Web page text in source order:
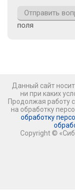
поля
Данный сайт
ни при каких
Продолжая работу
на обработку
обработку
Copyright ©